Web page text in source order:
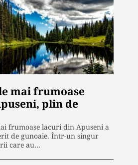
mai frumoase
plin de
frumoase lacuri din Apuseni a
de gunoaie. Într-un singur
care au…